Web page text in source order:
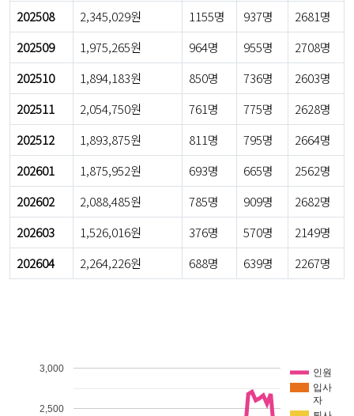
202508
2,345,029원 1155명 937명
2681명
202509
1,975,265원 964명 955명
2708명
202510
1,894,183원 850명 736명
2603명
202511
2,054,750원 761명 775명
2628명
202512
1,893,875원 811명 795명
2664명
202601
1,875,952원 693명 665명
2562명
202602
2,088,485원 785명 909명
2682명
202603
1,526,016원 376명 570명
2149명
202604
2,264,226원 688명 639명 2267명
인원
입사
자
2,500
3,000